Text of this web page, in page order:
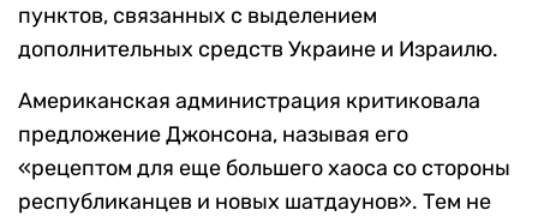
пунктов, связанных с выделением
дополнительных средств Украине и Израилю.
Американская администрация критиковала
предложение Джонсона, называя его
«рецептом для еще большего хаоса со стороны
республиканцев и новых шатдаунов». Тем не